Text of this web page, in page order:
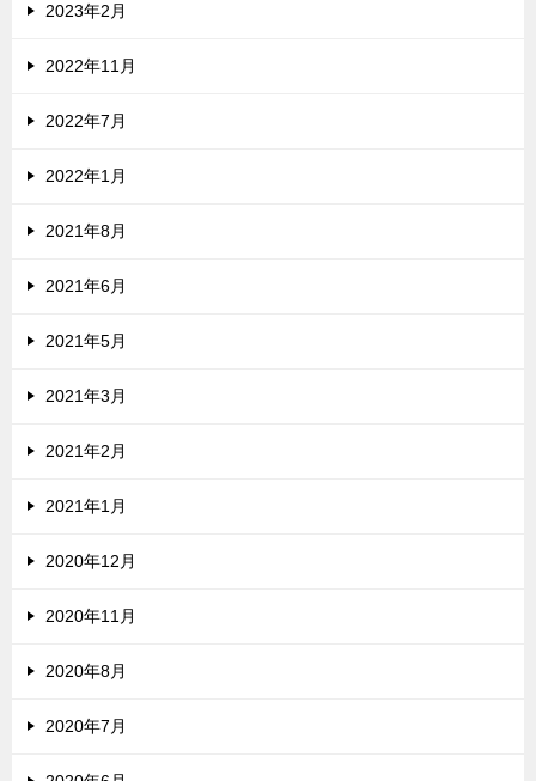
2023年2月
2022年11月
2022年7月
2022年1月
2021年8月
2021年6月
2021年5月
2021年3月
2021年2月
2021年1月
2020年12月
2020年11月
2020年8月
2020年7月